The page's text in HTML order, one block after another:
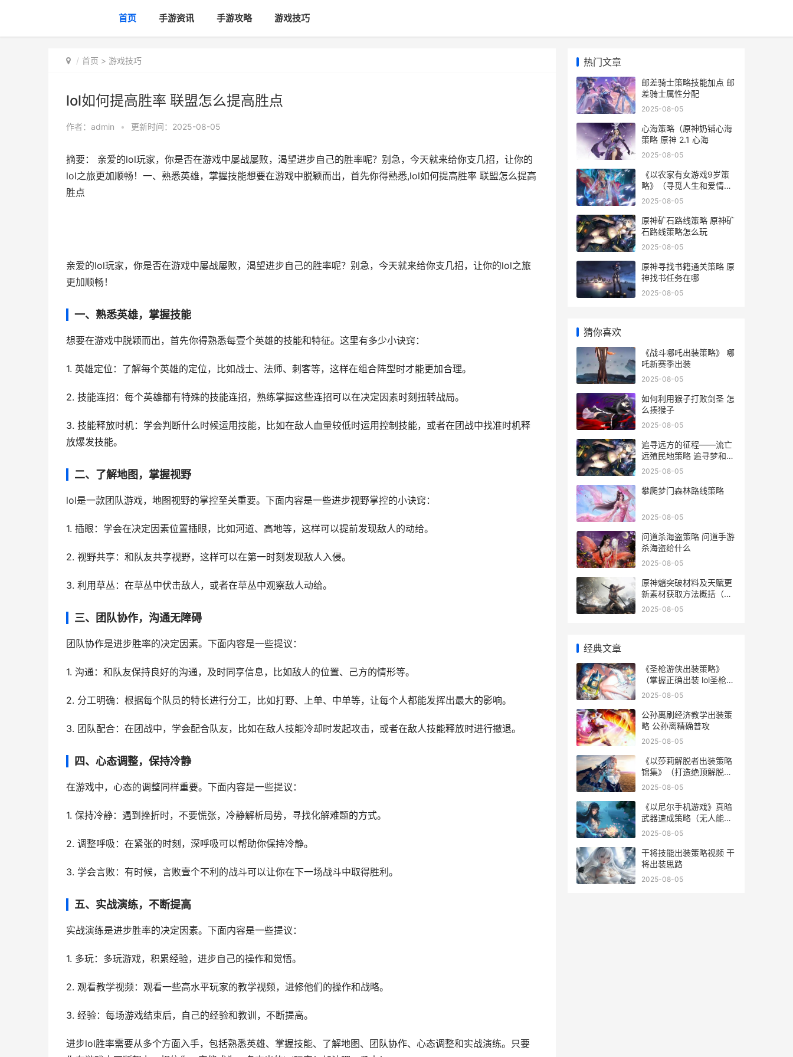
首页 手游资讯 手游攻略 游戏技巧
首页 > 游戏技巧
lol如何提高胜率 联盟怎么提高胜点
作者： admin • 更新时间：2025-08-05
摘要： 亲爱的lol玩家，你是否在游戏中屡战屡败，渴望进步自己的胜率呢？别急，今天就来给你支几招，让你的
lol之旅更加顺畅！一、熟悉英雄，掌握技能想要在游戏中脱颖而出，首先你得熟悉,lol如何提高胜率 联盟怎么提高
胜点
亲爱的lol玩家，你是否在游戏中屡战屡败，渴望进步自己的胜率呢？别急，今天就来给你支几招，让你的lol之旅
更加顺畅！
一、熟悉英雄，掌握技能
想要在游戏中脱颖而出，首先你得熟悉每壹个英雄的技能和特征。这里有多少小诀窍：
1. 英雄定位：了解每个英雄的定位，比如战士、法师、刺客等，这样在组合阵型时才能更加合理。
2. 技能连招：每个英雄都有特殊的技能连招，熟练掌握这些连招可以在决定因素时刻扭转战局。
3. 技能释放时机：学会判断什么时候运用技能，比如在敌人血量较低时运用控制技能，或者在团战中找准时机释
放爆发技能。
二、了解地图，掌握视野
lol是一款团队游戏，地图视野的掌控至关重要。下面内容是一些进步视野掌控的小诀窍：
1. 插眼：学会在决定因素位置插眼，比如河道、高地等，这样可以提前发现敌人的动给。
2. 视野共享：和队友共享视野，这样可以在第一时刻发现敌人入侵。
3. 利用草丛：在草丛中伏击敌人，或者在草丛中观察敌人动给。
三、团队协作，沟通无障碍
团队协作是进步胜率的决定因素。下面内容是一些提议：
1. 沟通：和队友保持良好的沟通，及时同享信息，比如敌人的位置、己方的情形等。
2. 分工明确：根据每个队员的特长进行分工，比如打野、上单、中单等，让每个人都能发挥出最大的影响。
3. 团队配合：在团战中，学会配合队友，比如在敌人技能冷却时发起攻击，或者在敌人技能释放时进行撤退。
四、心态调整，保持冷静
在游戏中，心态的调整同样重要。下面内容是一些提议：
1. 保持冷静：遇到挫折时，不要慌张，冷静解析局势，寻找化解难题的方式。
2. 调整呼吸：在紧张的时刻，深呼吸可以帮助你保持冷静。
3. 学会言败：有时候，言败壹个不利的战斗可以让你在下一场战斗中取得胜利。
五、实战演练，不断提高
实战演练是进步胜率的决定因素。下面内容是一些提议：
1. 多玩：多玩游戏，积累经验，进步自己的操作和觉悟。
2. 观看教学视频：观看一些高水平玩家的教学视频，进修他们的操作和战略。
3. 经验：每场游戏结束后，自己的经验和教训，不断提高。
进步lol胜率需要从多个方面入手，包括熟悉英雄、掌握技能、了解地图、团队协作、心态调整和实战演练。只要
热门文章
邮差骑士策略技能加点 邮
差骑士属性分配
2025-08-05
心海策略（原神奶铺心海
策略 原神 2.1 心海
2025-08-05
《以农家有女游戏9岁策
略》（寻觅人生和爱情的
奇妙冒险 农家有女来种田
2025-08-05
原神矿石路线策略 原神矿
石路线策略怎么玩
2025-08-05
原神寻找书籍通关策略 原
神找书任务在哪
2025-08-05
猜你喜欢
《战斗哪吒出装策略》 哪
吒新赛季出装
2025-08-05
如何利用猴子打败剑圣 怎
么揍猴子
2025-08-05
追寻远方的征程——流亡
远殖民地策略 追寻梦和远
方
2025-08-05
攀爬梦门森林路线策略
2025-08-05
问道杀海盗策略 问道手游
杀海盗给什么
2025-08-05
原神魈突破材料及天赋更
新素材获取方法概括（从
哪里获取各种突破材料和
2025-08-05
经典文章
《圣枪游侠出装策略》
（掌握正确出装 lol圣枪游
侠出装顺序
2025-08-05
公孙离刷经济教学出装策
略 公孙离精确普攻
2025-08-05
《以莎莉解脱者出装策略
锦集》（打造绝顶解脱者
装备方法 以莉莎法.以利
2025-08-05
《以尼尔手机游戏》真暗
武器速成策略（无人能敌
出击
2025-08-05
干将技能出装策略视频 干
将出装思路
2025-08-05